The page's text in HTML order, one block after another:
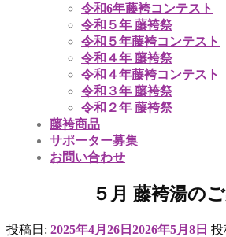
令和6年藤袴コンテスト
令和５年 藤袴祭
令和５年藤袴コンテスト
令和４年 藤袴祭
令和４年藤袴コンテスト
令和３年 藤袴祭
令和２年 藤袴祭
藤袴商品
サポーター募集
お問い合わせ
５月 藤袴湯の
投稿日: 2025年4月26日 2026年5月8日 投